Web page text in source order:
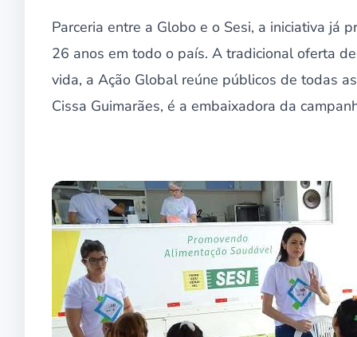
Parceria entre a Globo e o Sesi, a iniciativa já
26 anos em todo o país. A tradicional oferta
vida, a Ação Global reúne públicos de todas
Cissa Guimarães, é a embaixadora da